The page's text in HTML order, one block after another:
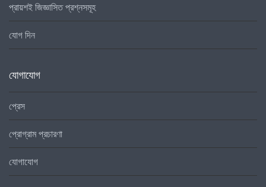
প্রায়শই জিজ্ঞাসিত প্রশ্নসমূহ
যোগ দিন
যোগাযোগ
প্রেস
প্রোগ্রাম প্রচারণা
যোগাযোগ